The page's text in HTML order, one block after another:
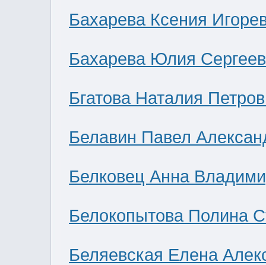
Бахарева Ксения
Бахарева Юлия
Бгатова Наталия
Белавин Павел
Белковец Анна
Белокопытова Полина
Беляевская Елена